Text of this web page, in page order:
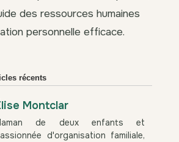
des ressources humaines
personnelle efficace.
récents
Montclar
de deux enfants et
d'organisation familiale,